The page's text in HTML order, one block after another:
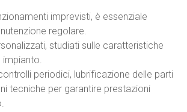
imprevisti, è essenziale
regolare.
studiati sulle caratteristiche
impianto.
periodici, lubrificazione delle parti
tecniche per garantire prestazioni